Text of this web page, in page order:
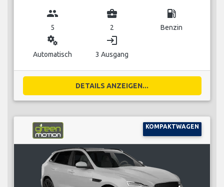
group
5
business_center
2
local_gas_station
Benzin
miscellaneous_services
Automatisch
login
3 Ausgang
DETAILS ANZEIGEN...
KOMPAKTWAGEN